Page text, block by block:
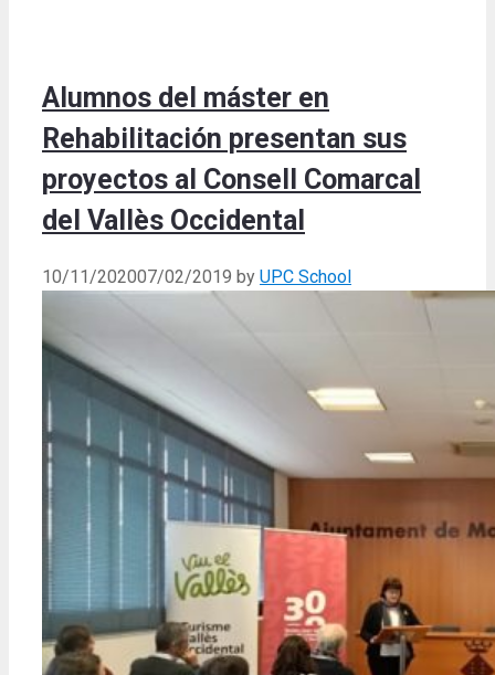
Alumnos del máster en
Rehabilitación presentan sus
proyectos al Consell Comarcal
del Vallès Occidental
10/11/202007/02/2019 by UPC School